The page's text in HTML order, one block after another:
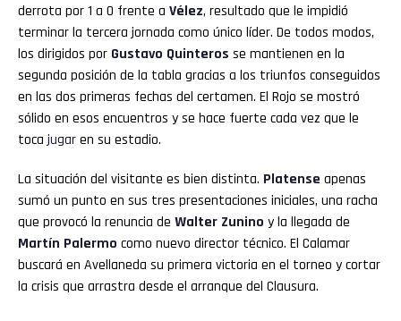
derrota por 1 a 0 frente a Vélez, resultado que le impidió
terminar la tercera jornada como único líder. De todos modos,
los dirigidos por Gustavo Quinteros se mantienen en la
segunda posición de la tabla gracias a los triunfos conseguidos
en las dos primeras fechas del certamen. El Rojo se mostró
sólido en esos encuentros y se hace fuerte cada vez que le
toca jugaren su estadio.
La situación del visitante es bien distinta. Platense apenas
sumó un punto en sus tres presentaciones iniciales, una racha
que provocó la renuncia de Walter Zunino y la llegada de
Martín Palermo como nuevo director técnico. El Calamar
buscará en Avellaneda su primera victoria en el torneo y cortar
la crisis que arrastra desde el arranque del Clausura.